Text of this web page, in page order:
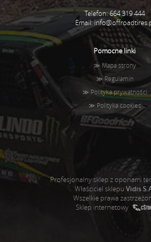
Telefon: 664 319 444
Email:
Pomocne linki
≫ Mapa strony
≫ Regulamin
≫ Polityka prywatności
≫ Polityka cookies
Profesjonalny sklep z oponami
Właściciel sklepu Vidis
Wszelkie prawa
Sklep internetowy